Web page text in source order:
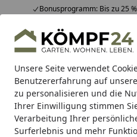
Unsere Seite verwendet
Benutzererfahrung auf
zu personalisieren und die
Ihrer Einwilligung stimmen
Verarbeitung Ihrer
Surferlebnis und mehr
Bonusprogramm: Bis zu 25
Hotline07051 / 9 22 22
Mo-Fr. 8-16 Uhr
Alle Produkte
Alle ProdukteHighlights
Tierbedarf &